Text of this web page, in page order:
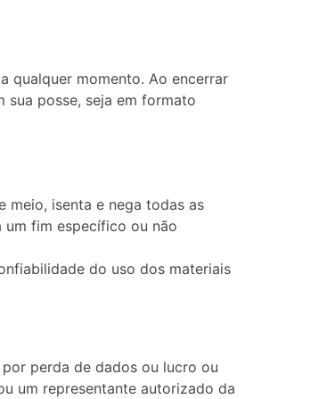
qualquer momento. Ao encerrar
sua posse, seja em formato
meio, isenta e nega todas as
um fim específico ou não
do uso dos materiais
perda de dados ou lucro ou
um representante autorizado da